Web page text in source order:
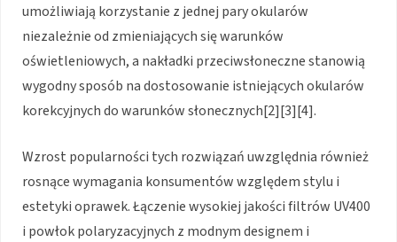
umożliwiają korzystanie z jednej pary okularów
niezależnie od zmieniających się warunków
oświetleniowych, a nakładki przeciwsłoneczne stanowią
wygodny sposób na dostosowanie istniejących okularów
korekcyjnych do warunków słonecznych[2][3][4].
Wzrost popularności tych rozwiązań uwzględnia również
rosnące wymagania konsumentów względem stylu i
estetyki oprawek. Łączenie wysokiej jakości filtrów UV400
i powłok polaryzacyjnych z modnym designem i